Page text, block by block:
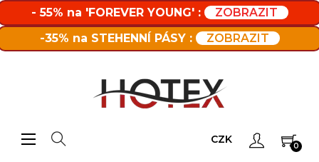
- 55% na 'FOREVER YOUNG' :
ZOBRAZIT
-35% na STEHENNÍ PÁSY :
ZOBRAZIT
Toggle navigation
☰ CZK
0